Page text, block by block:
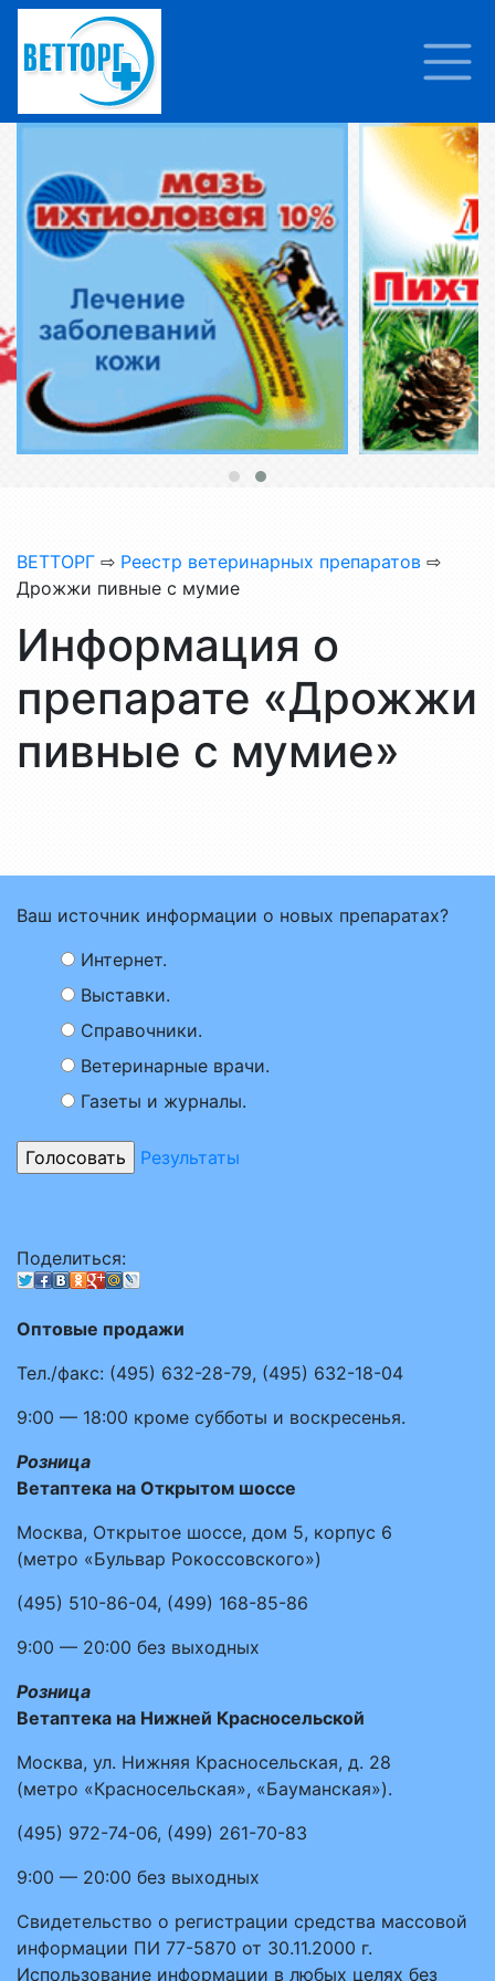
ВЕТТОРГ ⇨ Реестр ветеринарных препаратов ⇨
Дрожжи пивные с мумие
Информация о
препарате «Дрожжи
пивные с мумие»
Ваш источник информации о новых препаратах?
Интернет.
Выставки.
Справочники.
Ветеринарные врачи.
Газеты и журналы.
Результаты
Поделиться:
Оптовые продажи
Тел./факс: (495) 632-28-79, (495) 632-18-04
9:00 — 18:00 кроме субботы и воскресенья.
Розница
Ветаптека на Открытом шоссе
Москва, Открытое шоссе, дом 5, корпус 6
(метро «Бульвар Рокоссовского»)
(495) 510-86-04, (499) 168-85-86
9:00 — 20:00 без выходных
Розница
Ветаптека на Нижней Красносельской
Москва, ул. Нижняя Красносельская, д. 28
(метро «Красносельская», «Бауманская»).
(495) 972-74-06, (499) 261-70-83
9:00 — 20:00 без выходных
Свидетельство о регистрации средства массовой
информации ПИ 77-5870 от 30.11.2000 г.
Использование информации в любых целях без